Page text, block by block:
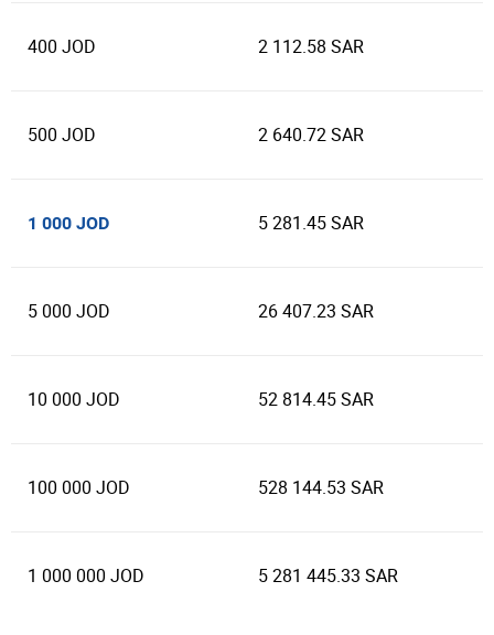
400 JOD 2 112.58 SAR
500 JOD 2 640.72 SAR
1 000 JOD 5 281.45 SAR
5 000 JOD 26 407.23 SAR
10 000 JOD 52 814.45 SAR
100 000 JOD 528 144.53 SAR
1 000 000 JOD 5 281 445.33 SAR